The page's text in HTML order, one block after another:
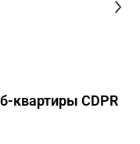
квартиры CDPR